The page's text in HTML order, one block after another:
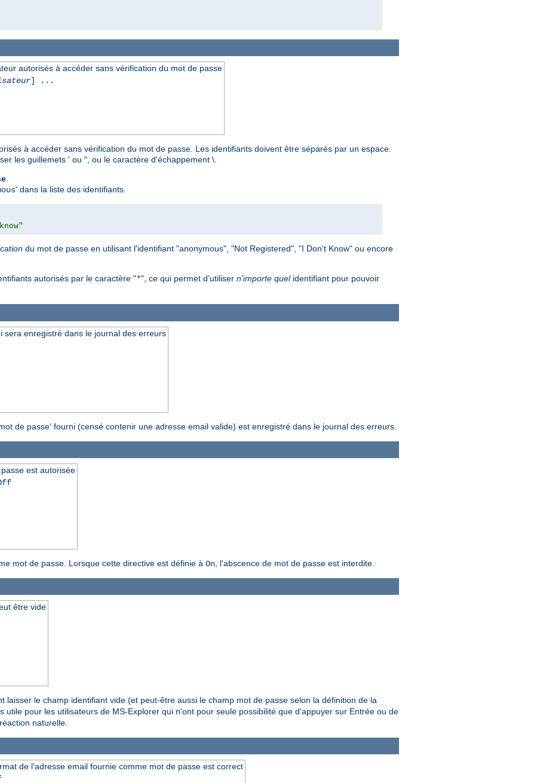
autorisés à accéder sans vérification du mot de passe
] ...
à accéder sans vérification du mot de passe. Les identifiants doivent être séparés par un espace.
les guillemets ' ou ", ou le caractère d'échappement \.
.
' dans la liste des identifiants.
du mot de passe en utilisant l'identifiant "anonymous", "Not Registered", "I Don't Know" ou encore
autorisés par le caractère "*", ce qui permet d'utiliser n'importe quelidentifiant pour pouvoir
sera enregistré dans le journal des erreurs
de passe' fourni (censé contenir une adresse email valide) est enregistré dans le journal des erreurs.
est autorisée
mot de passe. Lorsque cette directive est définie à On , l'abscence de mot de passe est interdite.
être vide
laisser le champ identifiant vide (et peut-être aussi le champ mot de passe selon la définition de la
utile pour les utilisateurs de MS-Explorer qui n'ont pour seule possibilité que d'appuyer sur Entrée ou de
naturelle.
de l'adresse email fournie comme mot de passe est correct